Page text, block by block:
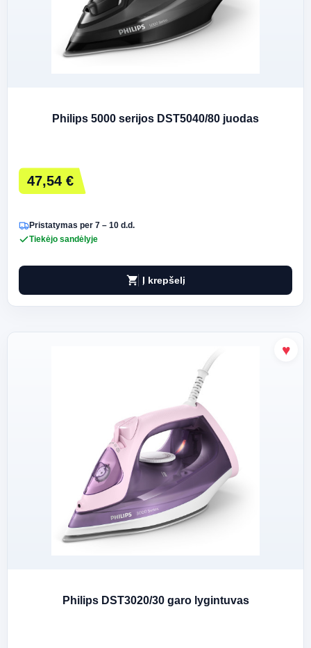
Philips 5000 serijos DST5040/80 juodas
47,54 €
Pristatymas per 7 – 10 d.d.
Tiekėjo sandėlyje
shopping_cart Į krepšelį
Philips DST3020/30 garo lygintuvas